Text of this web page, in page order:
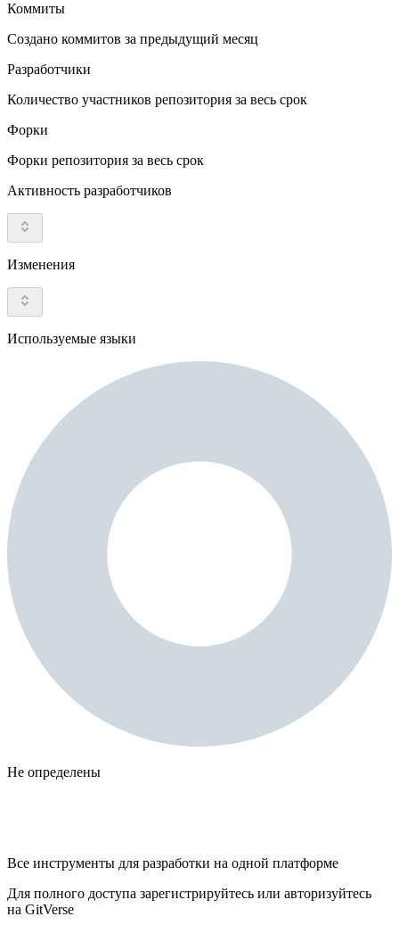
Коммиты
Создано коммитов за предыдущий месяц
Разработчики
Количество участников репозитория за весь срок
Форки
Форки репозитория за весь срок
Активность разработчиков
Изменения
Используемые языки
Не определены
Все инструменты для разработки на одной платформе
Для полного доступа зарегистрируйтесь или авторизуйтесь
на GitVerse